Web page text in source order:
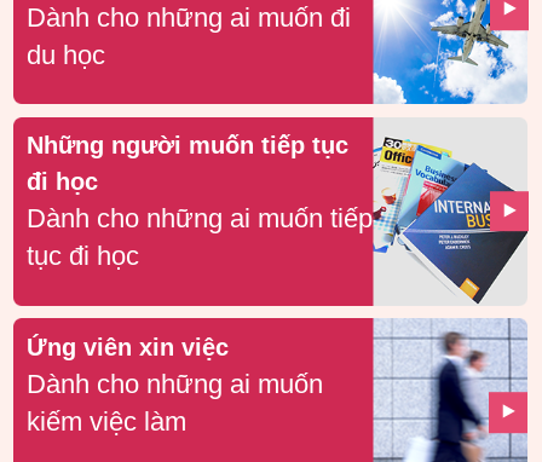
Dành cho những ai muốn đi
du học
Những người muốn tiếp tục
đi học
Dành cho những ai muốn tiếp
tục đi học
Ứng viên xin việc
Dành cho những ai muốn
kiếm việc làm